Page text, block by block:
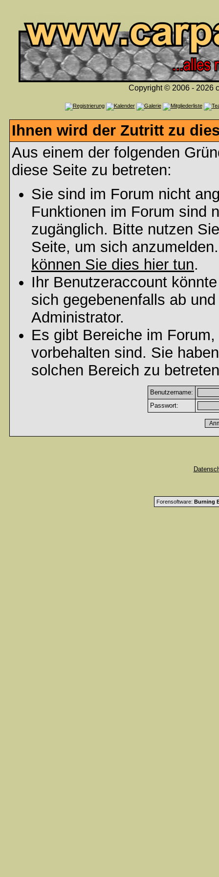
Copyright © 2006 - 2026
Ihnen wird der Zutritt zu
Aus einem der folgenden
diese Seite zu betreten:
Sie sind im Forum nicht
Funktionen im Forum sind
zugänglich. Bitte nutzen
Seite, um sich
können Sie dies hier tun.
Ihr Benutzeraccount
sich gegebenenfalls ab
Administrator.
Es gibt Bereiche im
vorbehalten sind. Sie
solchen Bereich zu
Benutzername:
Passwort:
Forensoftware: Burning